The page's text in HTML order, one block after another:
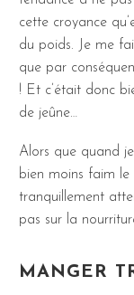
cette croyance
du poids. Je me
que par
! Et c’était donc
de jeûne…
Alors que quand
bien moins faim
tranquillement
pas sur la
MANGER